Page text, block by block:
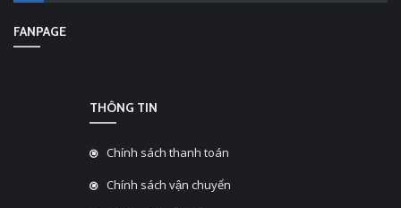
FANPAGE
THÔNG TIN
Chính sách thanh toán
Chính sách vận chuyển